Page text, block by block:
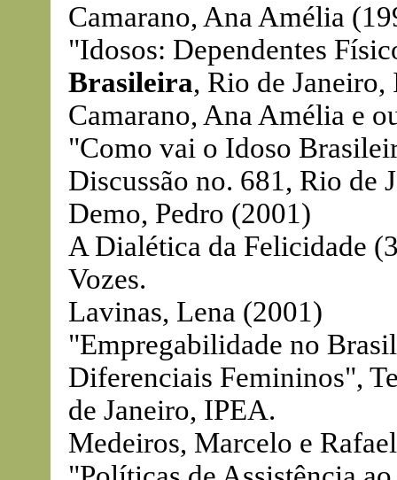
Camarano, Ana Amélia
"Idosos: Dependentes
Brasileira, Rio de
Camarano, Ana Amélia e
"Como vai o Idoso
Discussão no. 681, Rio de
Demo, Pedro (2001)
A Dialética da Felicidade
Vozes.
Lavinas, Lena (2001)
"Empregabilidade no
Diferenciais Femininos",
de Janeiro, IPEA.
Medeiros, Marcelo e